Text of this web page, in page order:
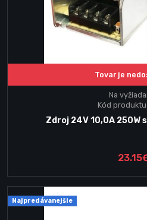
Tovar je
Na
Kód produktu
Zdroj 24V 10,0A 250W
Najpredávanejšie